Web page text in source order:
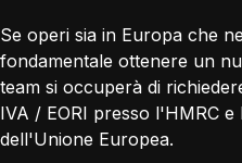
Se operi sia in Europa che
fondamentale ottenere un
team si occuperà di
IVA / EORI presso l'HMRC
dell'Unione Europea.